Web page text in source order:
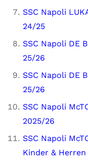
SSC Napoli
24/25
SSC Napoli DE
25/26
SSC Napoli DE
25/26
SSC Napoli
2025/26
SSC Napoli
Kinder &